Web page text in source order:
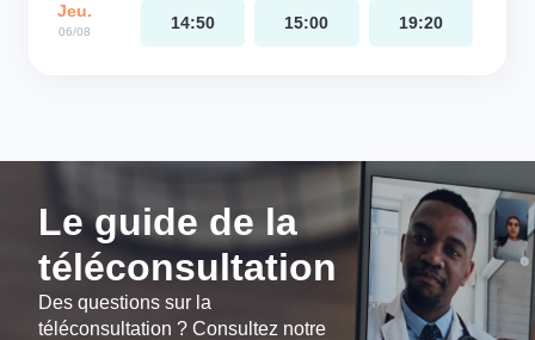
Jeu.
06/08 14:50 15:00 19:20
Le guide de la
téléconsultation
Des questions sur la
téléconsultation ? Consultez notre